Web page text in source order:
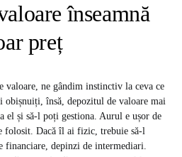
înseamnă
preț
valoare, ne gândim instinctiv la ceva ce
obișnuiți, însă, depozitul de valoare mai
el și să-l poți gestiona. Aurul e ușor de
folosit. Dacă îl ai fizic, trebuie să-l
financiare, depinzi de intermediari.